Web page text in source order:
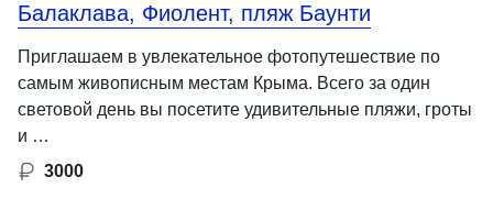
Балаклава, Фиолент, пляж Баунти
Приглашаем в увлекательное фотопутешествие по
самым живописным местам Крыма. Всего за один
световой день вы посетите удивительные пляжи, гроты
и …
3000